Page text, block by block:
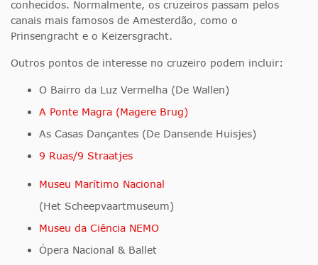
conhecidos. Normalmente, os cruzeiros passam pelos
canais mais famosos de Amesterdão, como o
Prinsengracht e o Keizersgracht.
Outros pontos de interesse no cruzeiro podem incluir:
O Bairro da Luz Vermelha (De Wallen)
A Ponte Magra (Magere Brug)
As Casas Dançantes (De Dansende Huisjes)
9 Ruas/9 Straatjes
Museu Marítimo Nacional
(Het Scheepvaartmuseum)
Museu da Ciência NEMO
Ópera Nacional & Ballet